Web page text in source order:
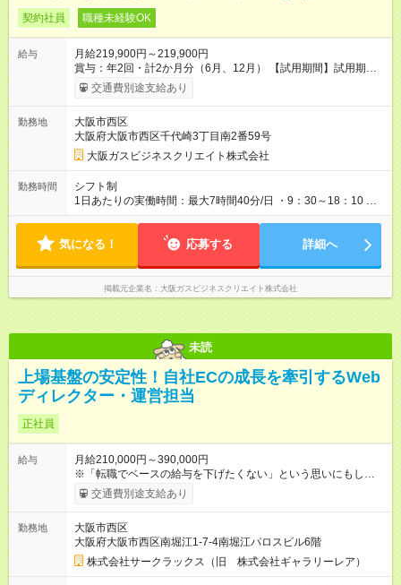
契約社員 職種未経験OK
給与
月給219,900円～219,900円
賞与：年2回・計2か月分（6月、12月） 【試用期間】試用期間
あり 試用期間の長さ：2週間 雇用形態、給与は本採用時と同じ
です。
交通費別途支給あり
勤務地
大阪市西区
大阪府大阪市西区千代崎3丁目南2番59号
大阪ガスビジネスクリエイト株式会社
勤務時間
シフト制
1日あたりの実働時間：最大7時間40分/日 ・9：30～18：10 ◎1
ヶ月の残業は平均10時間程度とほとんどありません！ プライ
たします！
気になる！ 応募する 詳細へ
掲載元企業名 大阪ガスビジネスクリエイト株式会社
未読
上場基盤の安定性！自社ECの成長を牽引するWeb
ディレクター・運営担当
正社員
給与
月給210,000円～390,000円
※「転職でベースの給与を下げたくない」という思いにもしっ
かり寄り添うため、 前職の給与水準や実務経験を考慮して給与
を決定します。 【 昇給・賞与 】 ＊昇給：年1回 ＊賞与：年2
円） ＊残業代全額支給（月の残業時間は10H程度） ＊役職手当
（管理職） 【試用期間】試用期間あり 試用期間の長さ：3ヶ月
雇用形態、給与は本採用時と同じです。
交通費別途支給あり
勤務地
大阪市西区
大阪府大阪市西区南堀江1-7-4南堀江パロスビル6階
株式会社サークラックス（旧 株式会社ギャラリーレア）